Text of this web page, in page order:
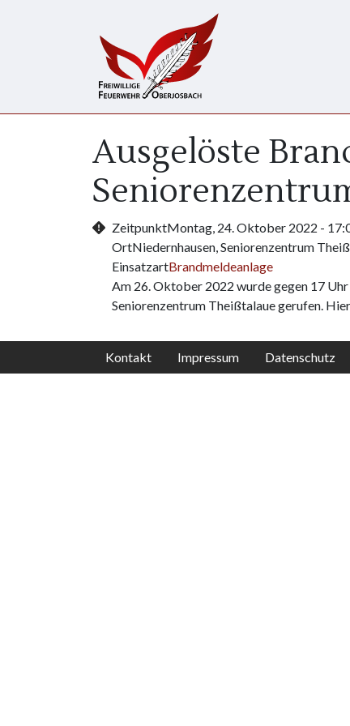
Ausgelöste
ZeitpunktMontag, 24. Oktober 2022 -
OrtNiedernhausen, Seniorenzentrum
EinsatzartBrandmeldeanlage
Am 26. Oktober 2022 wurde gegen 17
Seniorenzentrum Theißtalaue gerufen.
Kontakt Impressum Datenschutz